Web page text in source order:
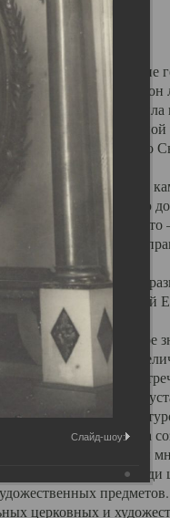
чем другие губернские
в результате которых
Архангельску
20 –х годов. Отправной
кафедрального
величественный
и градостроительную
до разрушения Свято
Архангельска, по
Архангельска.
себе яркую и
России, Западной
его кафедральное
города. Обширный и
нигде не
символических
с живописью,
Троицкого храма
собора, на протяжении
библиотеке, среди
церковных и
Слайд-шоу: